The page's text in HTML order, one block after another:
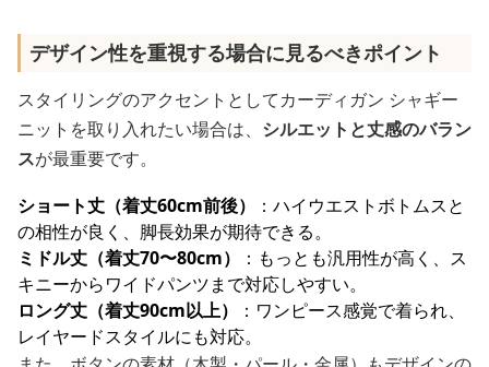
デザイン性を重視する場合に見るべきポイント
スタイリングのアクセントとしてカーディガン シャギー
ニットを取り入れたい場合は、 シルエットと丈感のバラン
スが最重要です。
ショート丈（着丈60cm前後）
：ハイウエストボトムスと
の相性が良く、脚長効果が期待できる。
ミドル丈（着丈70〜80cm）
：もっとも汎用性が高く、ス
キニーからワイドパンツまで対応しやすい。
ロング丈（着丈90cm以上）
：ワンピース感覚で着られ、
レイヤードスタイルにも対応。